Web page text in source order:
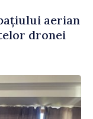
aerian
dronei